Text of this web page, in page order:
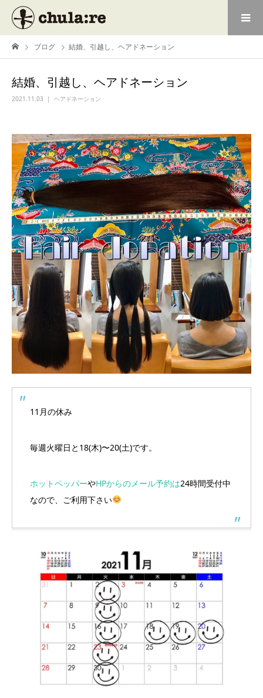
ブログ 結婚、引越し、ヘアドネーション
結婚、引越し、ヘアドネーション
2021.11.03 ヘアドネーション
11月の休み
毎週火曜日と18(木)〜20(土)です。
ホットペッパーやHPからのメール予約は24時間受付中
なので、ご利用下さい